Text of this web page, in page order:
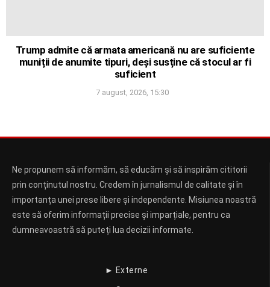
Trump admite că armata americană nu are suficiente
muniții de anumite tipuri, deși susține că stocul ar fi
suficient
7 august, 2026, 15:30
Ne propunem să informăm, să educăm și să inspirăm cititorii
prin conținutul nostru. Credem în jurnalismul de calitate și în
importanța unei prese libere și independente. Misiunea noastră
este să oferim informații precise și imparțiale, pentru ca
dumneavoastră să puteți lua decizii informate.
► Externe